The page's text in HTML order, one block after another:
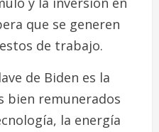
que se generen
de trabajo.
de Biden es la
bien remunerados
la energía